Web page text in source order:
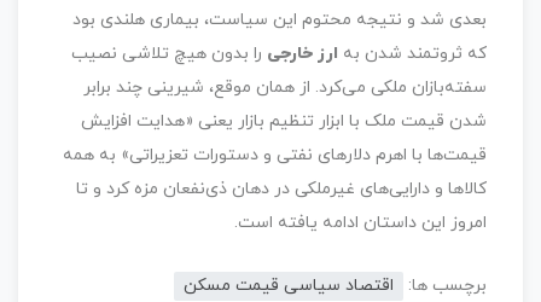
بعدی شد و نتیجه محتوم این سیاست، بیماری هلندی بود
که ثروتمند شدن به ارز خارجی را بدون هیچ تلاشی نصیب
سفته‌بازان ملکی می‌کرد. از همان موقع، شیرینی چند برابر
شدن قیمت ملک با ابزار تنظیم بازار یعنی «هدایت افزایش
قیمت‌ها با اهرم دلارهای نفتی و دستورات تعزیراتی» به همه
کالاها و دارایی‌های غیرملکی در دهان ذی‌نفعان مزه کرد و تا
امروز این داستان ادامه یافته است.
برچسب ها:
اقتصاد سیاسی قیمت مسکن